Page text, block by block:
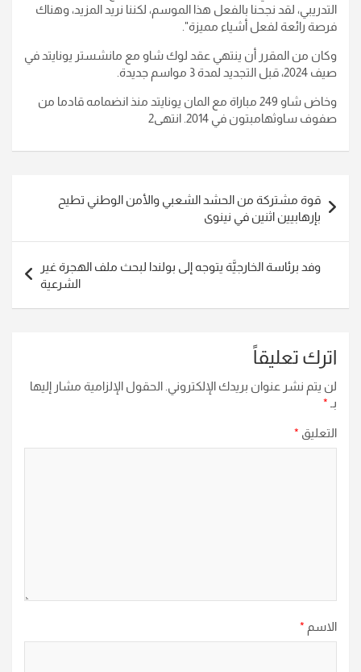
التدريبي، لقد نجحنا بالفعل هذا الموسم، لكننا نريد المزيد، وهناك
فرصة رائعة لفعل أشياء مميزة".
وكان من المقرر أن ينتهي عقد لوك شاو مع مانشستر يونايتد في
صيف 2024، قبل التجديد لمدة 3 مواسم جديدة.
وخاض شاو 249 مباراة مع المان يونايتد منذ انضمامه قادما من
صفوف ساوثهامبتون في 2014. انتهى2
المقالات
قوة مشتركة من الحشد الشعبي والأمن الوطني تطيح
بإرهابيين اثنين في نينوى
وفد برئاسة الخارجيَّة يتوجه إلى بولندا لبحث ملف الهجرة غير
الشرعية
اترك تعليقاً
لن يتم نشر عنوان بريدك الإلكتروني. الحقول الإلزامية مشار إليها
بـ *
التعليق *
الاسم *